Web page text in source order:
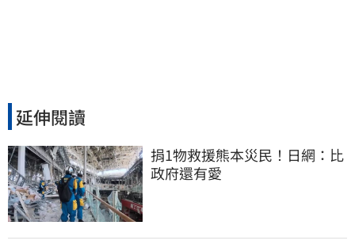
延伸閱讀
捐1物救援熊本災民！日網：比
政府還有愛